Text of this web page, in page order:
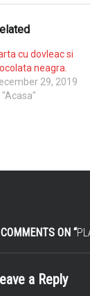
cu dovleac si
neagra.
29, 2019
"Acasa"
ON “
a Reply